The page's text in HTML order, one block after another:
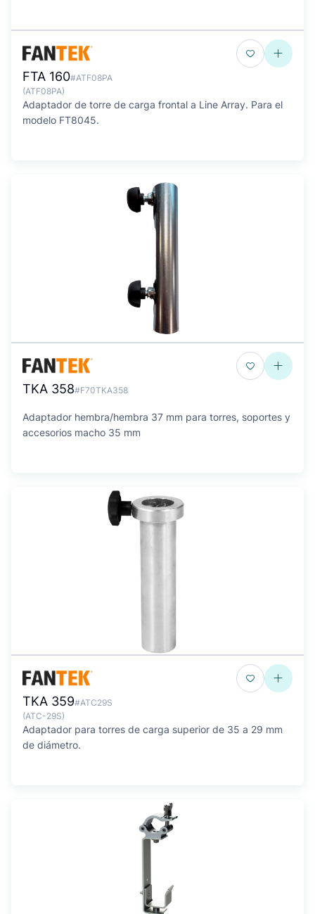
FTA 160#ATF08PA
(ATF08PA)
Adaptador de torre de carga frontal a Line Array. Para el
modelo FT8045.
TKA 358#F70TKA358
Adaptador hembra/hembra 37 mm para torres, soportes y
accesorios macho 35 mm
TKA 359#ATC29S
(ATC-29S)
Adaptador para torres de carga superior de 35 a 29 mm
de diámetro.